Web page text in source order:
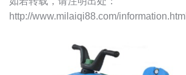
http://www.milaiqi88.com/information.html